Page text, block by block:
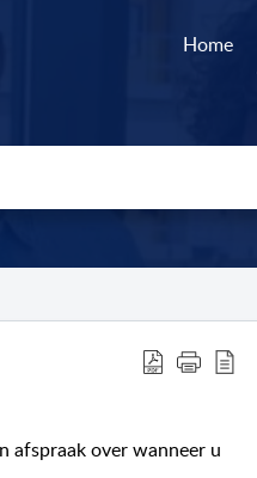
Home
afspraak over wanneer u